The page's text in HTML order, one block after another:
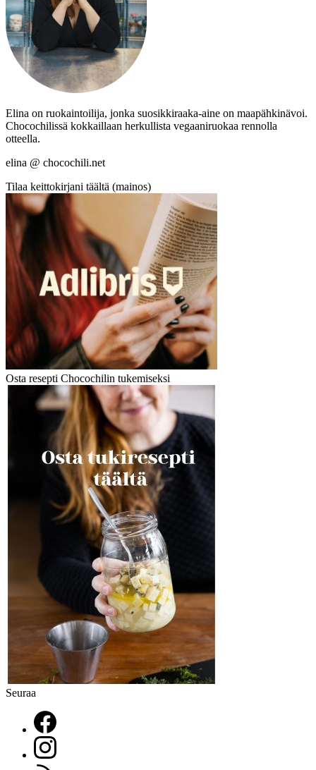
Elina on ruokaintoilija, jonka suosikkiraaka-aine on maapähkinävoi.
Chocochilissä kokkaillaan herkullista vegaaniruokaa rennolla
otteella.
elina @ chocochili.net
Tilaa keittokirjani täältä (mainos)
Osta resepti Chocochilin tukemiseksi
Seuraa